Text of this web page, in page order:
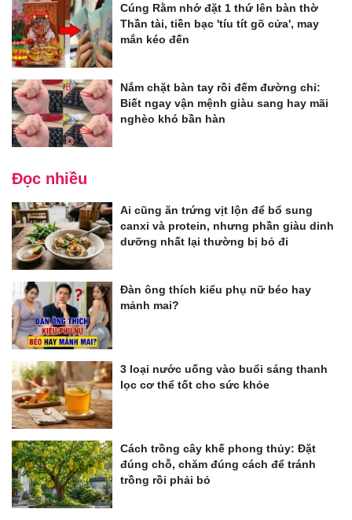
Cúng Rằm nhớ đặt 1 thứ lên bàn thờ
Thần tài, tiền bạc 'tíu tít gõ cửa', may
mắn kéo đến
Nắm chặt bàn tay rồi đếm đường chỉ:
Biết ngay vận mệnh giàu sang hay mãi
nghèo khó bần hàn
Đọc nhiều
Ai cũng ăn trứng vịt lộn để bổ sung
canxi và protein, nhưng phần giàu dinh
dưỡng nhất lại thường bị bỏ đi
Đàn ông thích kiểu phụ nữ béo hay
mảnh mai?
3 loại nước uống vào buổi sáng thanh
lọc cơ thể tốt cho sức khỏe
Cách trồng cây khế phong thủy: Đặt
đúng chỗ, chăm đúng cách để tránh
trồng rồi phải bỏ